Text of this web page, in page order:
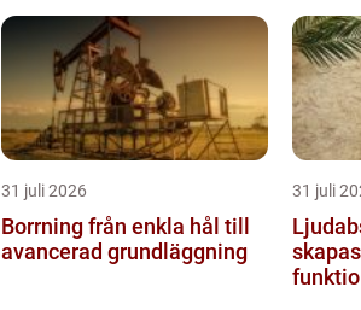
31 juli 2026
Borrning från enkla hål till
avancerad grundläggning
31 juli